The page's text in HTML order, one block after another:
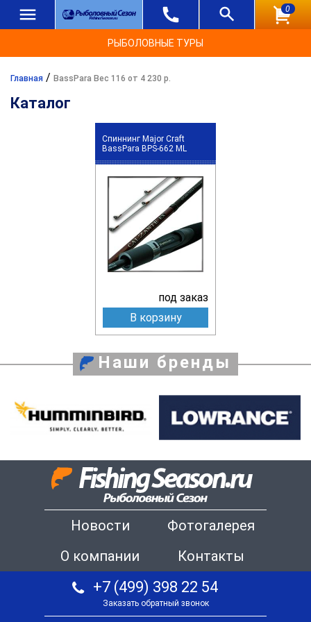
0
РЫБОЛОВНЫЕ ТУРЫ
Главная / BassPara Вес 116 от 4 230 р.
Каталог
Спиннинг Major Craft
BassPara BPS-662 ML
под заказ
В корзину
Наши бренды
Новости
Фотогалерея
О компании
Контакты
+7 (499) 398 22 54
Заказать обратный звонок